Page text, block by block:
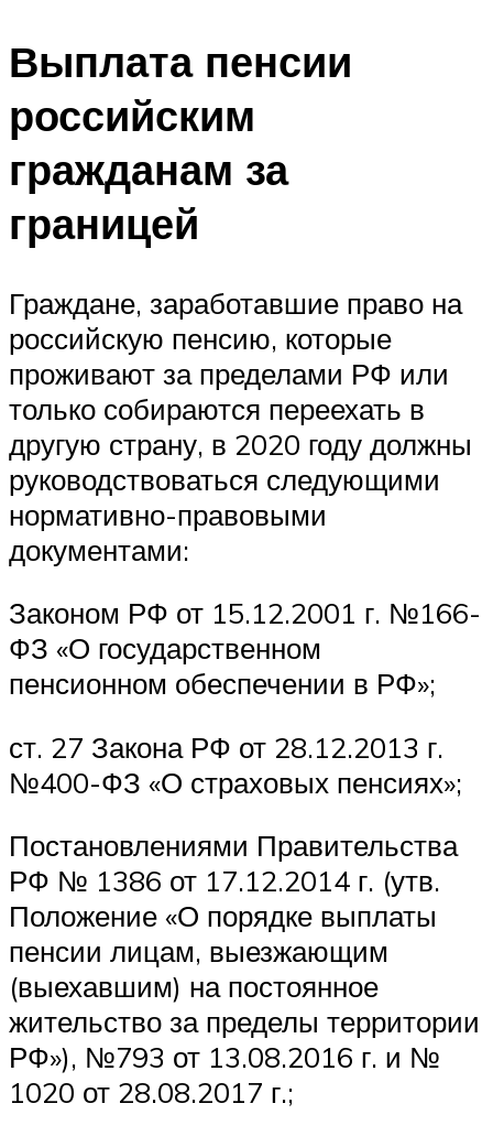
Выплата пенсии
российским
гражданам за
границей
Граждане, заработавшие право на
российскую пенсию, которые
проживают за пределами РФ или
только собираются переехать в
другую страну, в 2020 году должны
руководствоваться следующими
нормативно-правовыми
документами:
Законом РФ от 15.12.2001 г. №166-
ФЗ «О государственном
пенсионном обеспечении в РФ»;
ст. 27 Закона РФ от 28.12.2013 г.
№400-ФЗ «О страховых пенсиях»;
Постановлениями Правительства
РФ № 1386 от 17.12.2014 г. (утв.
Положение «О порядке выплаты
пенсии лицам, выезжающим
(выехавшим) на постоянное
жительство за пределы территории
РФ»), №793 от 13.08.2016 г. и №
1020 от 28.08.2017 г.;